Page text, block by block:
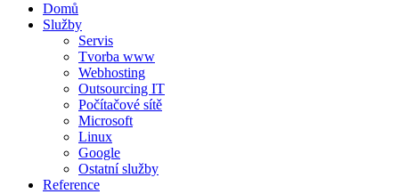
Domů
Služby
Servis
Tvorba www
Webhosting
Outsourcing IT
Počítačové sítě
Microsoft
Linux
Google
Ostatní služby
Reference